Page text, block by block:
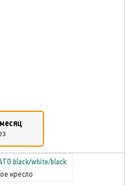
black/white/black
кресло